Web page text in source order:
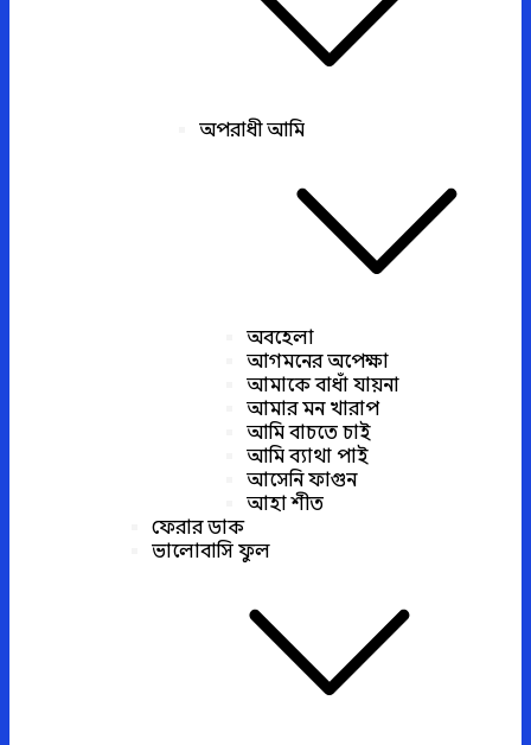
অপরাধী আমি
অবহেলা
আগমনের অপেক্ষা
আমাকে বাধাঁ যায়না
আমার মন খারাপ
আমি বাচতে চাই
আমি ব্যাথা পাই
আসেনি ফাগুন
আহা শীত
ফেরার ডাক
ভালোবাসি ফুল